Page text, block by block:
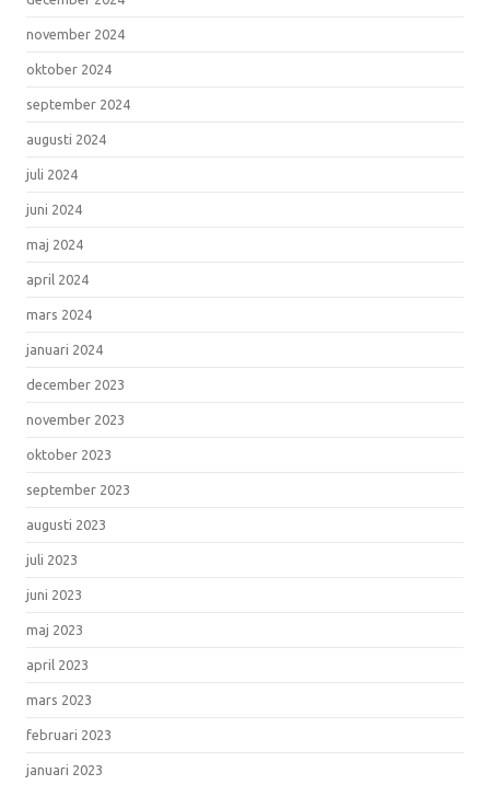
november 2024
oktober 2024
september 2024
augusti 2024
juli 2024
juni 2024
maj 2024
april 2024
mars 2024
januari 2024
december 2023
november 2023
oktober 2023
september 2023
augusti 2023
juli 2023
juni 2023
maj 2023
april 2023
mars 2023
februari 2023
januari 2023